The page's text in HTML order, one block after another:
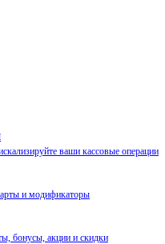
ваши кассовые операции
и модификаторы
бонусы, акции и скидки